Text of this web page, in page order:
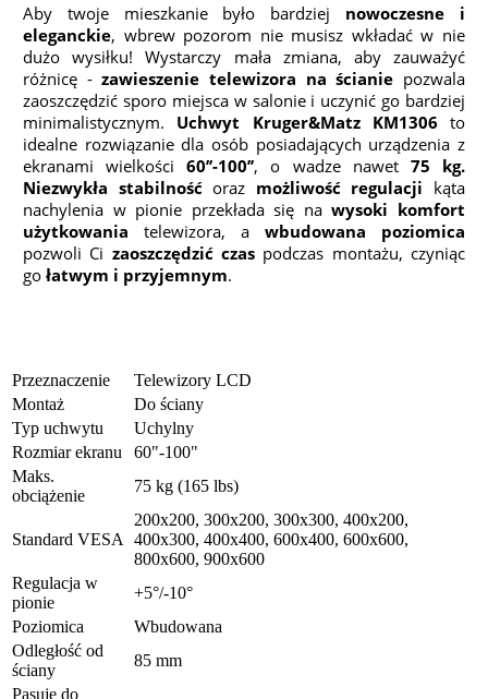
Aby twoje mieszkanie było bardziej nowoczesne i
eleganckie, wbrew pozorom nie musisz wkładać w nie
dużo wysiłku! Wystarczy mała zmiana, aby zauważyć
różnicę -zawieszenie telewizora na ścianie pozwala
zaoszczędzić sporo miejsca w salonie i uczynić go bardziej
minimalistycznym. Uchwyt Kruger&Matz KM1306 to
idealne rozwiązanie dla osób posiadających urządzenia z
ekranami wielkości60’’-100’’, o wadze nawet 75 kg.
Niezwykła stabilnośćoraz możliwość regulacji kąta
nachylenia w pionie przekłada się nawysoki komfort
użytkowania telewizora, a wbudowana poziomica
pozwoli Ci zaoszczędzić czas podczas montażu, czyniąc
go łatwym i przyjemnym.
Przeznaczenie
Telewizory LCD
Montaż
Do ściany
Typ uchwytu
Uchylny
Rozmiar ekranu
60"-100"
Maks.
obciążenie
75 kg (165 lbs)
Standard VESA
200x200, 300x200, 300x300, 400x200,
400x300, 400x400, 600x400, 600x600,
800x600, 900x600
Regulacja w
pionie
+5°/-10°
Poziomica
Wbudowana
Odległość od
ściany
85 mm
Pasuje do